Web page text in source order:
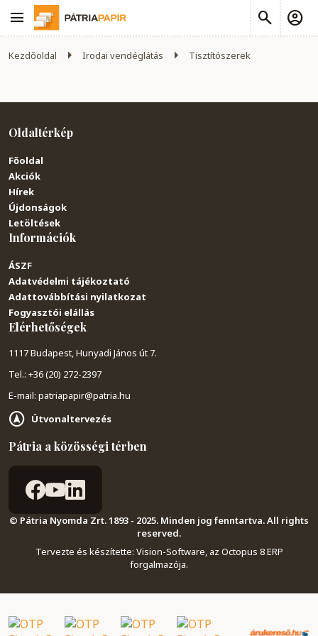
Kezdőoldal Irodai vendéglátás Tisztítószerek
Oldaltérkép
Főoldal
Akciók
Hírek
Újdonságok
Letöltések
Információk
ÁSZF
Adatvédelmi tájékoztató
Adattovábbítási nyilatkozat
Fogyasztói elállás
Elérhetőségek
1117 Budapest, Hunyadi János út 7.
Tel.: +36 (20) 272-2397
E-mail: patriapapir@patria.hu
Útvonaltervezés
Pátria a közösségi térben
© Pátria Nyomda Zrt. 1893 - 2025. Minden jog fenntartva. All rights
reserved.
Tervezte és készítette: Vision-Software, az Octopus 8 ERP
forgalmazója.